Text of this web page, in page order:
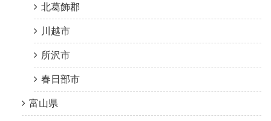
北葛飾郡
川越市
所沢市
春日部市
富山県